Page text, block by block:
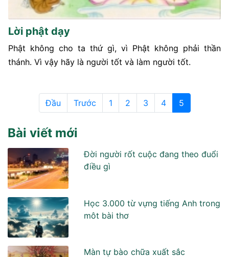
Lời phật dạy
Phật không cho ta thứ gì, vì Phật không phải thần
thánh. Vì vậy hãy là người tốt và làm người tốt.
Đầu Trước 1 2 3 4 5
Bài viết mới
Đời người rốt cuộc đang theo đuổi
điều gì
Học 3.000 từ vựng tiếng Anh trong
môt bài thơ
Màn tự bào chữa xuất sắc